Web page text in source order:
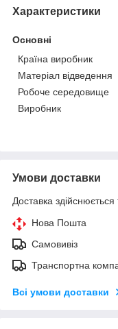
Характеристики
Основні
Країна виробник
Матеріал відведення
Робоче середовище
Виробник
Умови доставки
Доставка здійснюється
Нова Пошта
Самовивіз
Транспортна
Всі умови доставки